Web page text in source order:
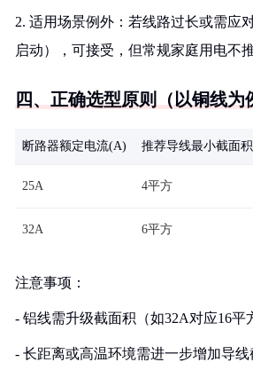
2. 适用场景例外：若线路过长或需应
启动），可接受，但常规家庭用电不推
四、正确选型原则（以铜线为
断路器额定电流(A) 推荐导线最小截面积
25A 4平方
32A 6平方
注意事项：
- 铝线需升级截面积（如32A对应16平
- 长距离或高温环境需进一步增加导线